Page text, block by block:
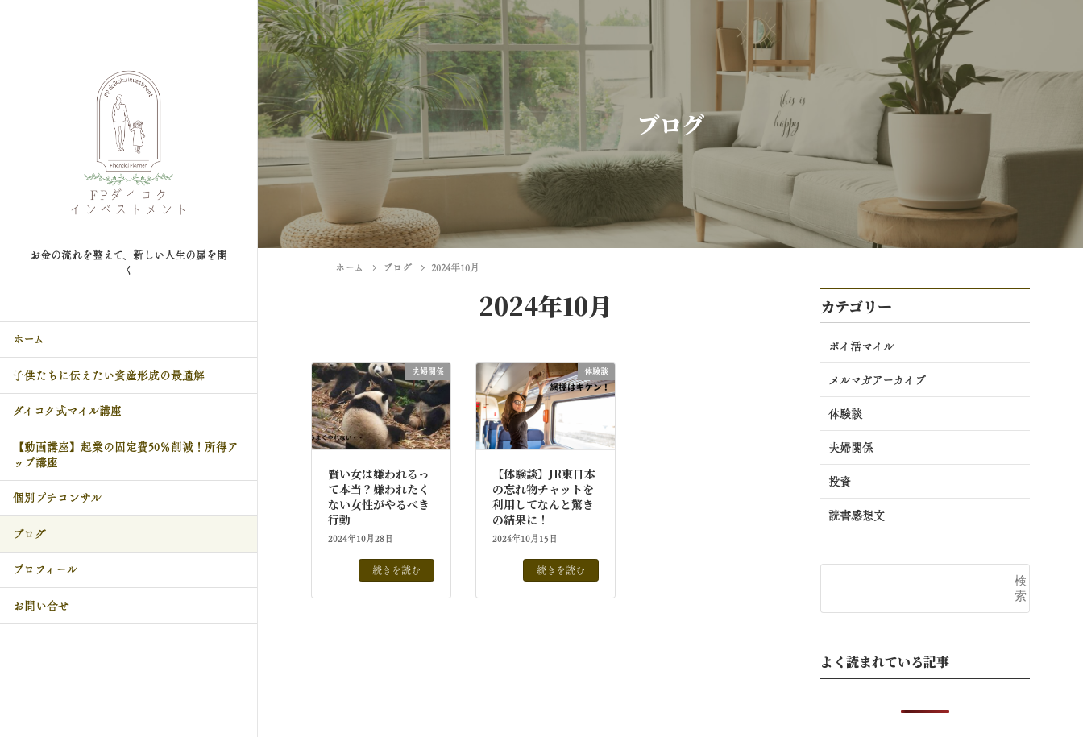
お金の流れを整えて、新しい人生の扉を開
く
ホーム
子供たちに伝えたい資産形成の最適解
ダイコク式マイル講座
【動画講座】起業の固定費50％削減！所得ア
ップ講座
個別プチコンサル
ブログ
プロフィール
お問い合せ
ブログ
ホーム ブログ 2024年10月
2024年10月
夫婦関係
賢い女は嫌われるっ
て本当？嫌われたく
ない女性がやるべき
行動
2024年10月28日
続きを読む
体験談
【体験談】JR東日本
の忘れ物チャットを
利用してなんと驚き
の結果に！
2024年10月15日
続きを読む
カテゴリー
ポイ活マイル
メルマガアーカイブ
体験談
夫婦関係
投資
読書感想文
検
索
よく読まれている記事